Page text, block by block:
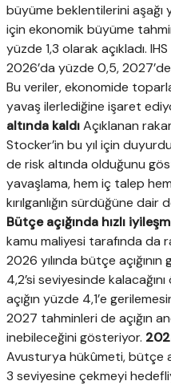
büyüme beklentilerini aşağı
için ekonomik büyüme
yüzde 1,3 olarak açıkladı.
2026’da yüzde 0,5,
Bu veriler, ekonomide
yavaş ilerlediğine işaret
altında kaldıAçıklanan
Stocker’in bu yıl için
de risk altında olduğunu
yavaşlama, hem iç talep hem
kırılganlığın sürdüğüne
Bütçe açığında hızlı
kamu maliyesi tarafında da
2026 yılında bütçe
4,2’si seviyesinde
açığın yüzde 4,1’e
2027 tahminleri de açığın
inebileceğini gösteriyor.
Avusturya hükûmeti, bütçe
3 seviyesine çekmeyi